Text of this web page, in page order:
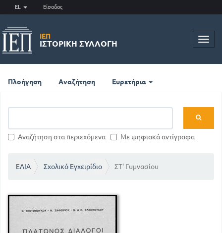
EL Είσοδος
ΙΕΠ
ΙΣΤΟΡΙΚΉ ΣΥΛΛΟΓΉ
Πλοήγηση Αναζήτηση Ευρετήρια
Αναζήτηση στα περιεχόμενα Με ψηφιακά αντίγραφα
ΕΛΙΑ Σχολικό Εγχειρίδιο ΣΤ' Γυμνασίου